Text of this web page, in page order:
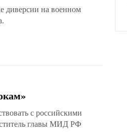
диверсии на военном
с российскими
главы МИД РФ